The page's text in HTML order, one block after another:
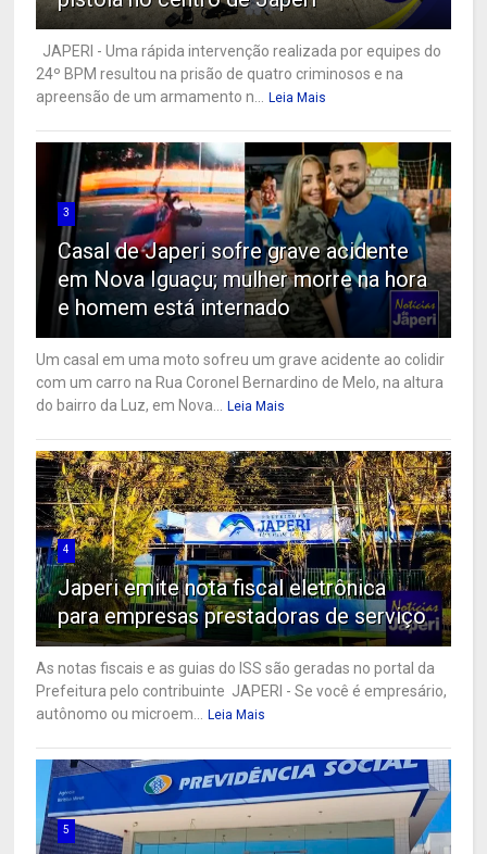
JAPERI - Uma rápida intervenção realizada por equipes do
24º BPM resultou na prisão de quatro criminosos e na
apreensão de um armamento n...
Leia Mais
3
Casal de Japeri sofre grave acidente
em Nova Iguaçu; mulher morre na hora
e homem está internado
Um casal em uma moto sofreu um grave acidente ao colidir
com um carro na Rua Coronel Bernardino de Melo, na altura
do bairro da Luz, em Nova...
Leia Mais
4
Japeri emite nota fiscal eletrônica
para empresas prestadoras de serviço
As notas fiscais e as guias do ISS são geradas no portal da
Prefeitura pelo contribuinte JAPERI - Se você é empresário,
autônomo ou microem...
Leia Mais
5